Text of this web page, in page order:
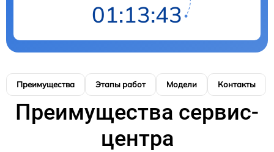
01:13:42
Преимущества Этапы работ Модели Контакты
Преимущества сервис-
центра